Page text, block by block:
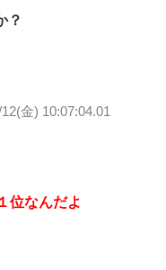
？
金) 10:07:04.01
位なんだよ